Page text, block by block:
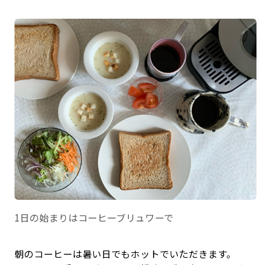
1日の始まりはコーヒーブリュワーで
朝のコーヒーは暑い日でもホットでいただきます。